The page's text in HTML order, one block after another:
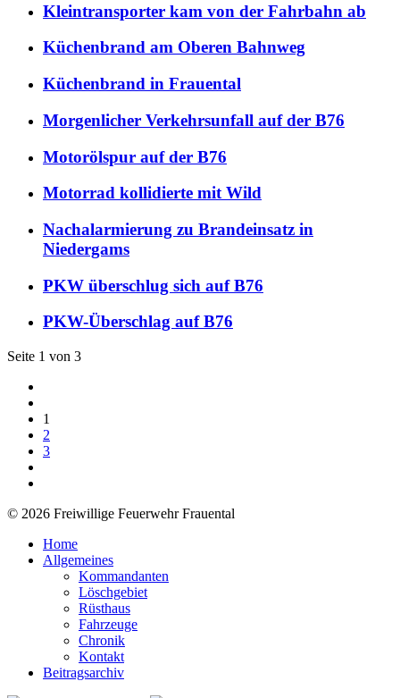
Kleintransporter kam von der Fahrbahn ab
Küchenbrand am Oberen Bahnweg
Küchenbrand in Frauental
Morgenlicher Verkehrsunfall auf der B76
Motorölspur auf der B76
Motorrad kollidierte mit Wild
Nachalarmierung zu Brandeinsatz in
Niedergams
PKW überschlug sich auf B76
PKW-Überschlag auf B76
Seite 1 von 3
1
2
3
© 2026 Freiwillige Feuerwehr Frauental
Home
Allgemeines
Kommandanten
Löschgebiet
Rüsthaus
Fahrzeuge
Chronik
Kontakt
Beitragsarchiv